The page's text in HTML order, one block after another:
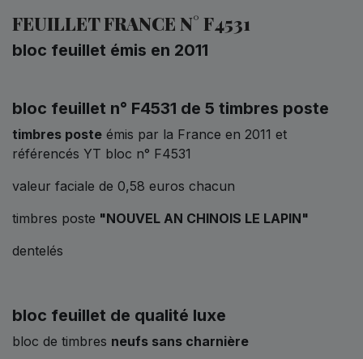
FEUILLET FRANCE N° F4531
bloc feuillet émis en 2011
bloc feuillet n° F4531 de 5 timbres poste
timbres poste émis par la France en 2011 et
référencés YT bloc n° F4531
valeur faciale de 0,58 euros chacun
timbres poste "NOUVEL AN CHINOIS LE LAPIN"
dentelés
bloc feuillet de qualité luxe
bloc de timbres neufs sans charnière